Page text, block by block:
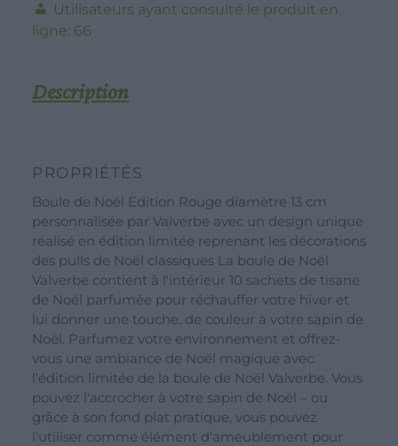
TRAVAILLER AVEC NOUS
ZONE DU DÉTAILLANTS
CULTIVEZ POUR NOUS
RECRUTEMENT
CONTACT
ZONE DU DÉTAILLANTS
Shop
Idées de cadeaux
Nos marques
Voir toutes nos marques
Ligne Valverbe Chiesetta
tisanes
Valverbe
vintage
10filtres-
Utilisateurs ayant consulté le produit en
ligne: 66
Description
PROPRIÉTÉS
Boule de Noël Edition Rouge diamètre 13 cm
personnalisée par Valverbe avec un design unique
réalisé en édition limitée reprenant les décorations
des pulls de Noël classiques La boule de Noël
Valverbe contient à l'intérieur 10 sachets de tisane
de Noël parfumée pour réchauffer votre hiver et
lui donner une touche. de couleur à votre sapin de
Noël. Parfumez votre environnement et offrez-
vous une ambiance de Noël magique avec
l'édition limitée de la boule de Noël Valverbe. Vous
pouvez l'accrocher à votre sapin de Noël – ou
grâce à son fond plat pratique, vous pouvez
l'utiliser comme élément d'ameublement pour